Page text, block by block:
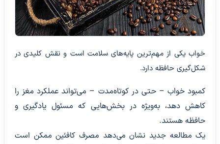
خواب یکی از مهم‌ترین پایه‌های سلامت است و نقش کلیدی در
شکل‌گیری حافظه دارد.
کمبود خواب – حتی در کوتاه‌مدت – می‌تواند عملکرد مغز را
کاهش دهد، به‌ویژه در بخش‌هایی که مسئول یادگیری و
حافظه هستند.
یک مطالعه جدید نشان می‌دهد مصرف کافئین ممکن است